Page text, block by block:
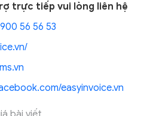
trực tiếp vui lòng liên hệ
56 56 53
easyinvoice.vn